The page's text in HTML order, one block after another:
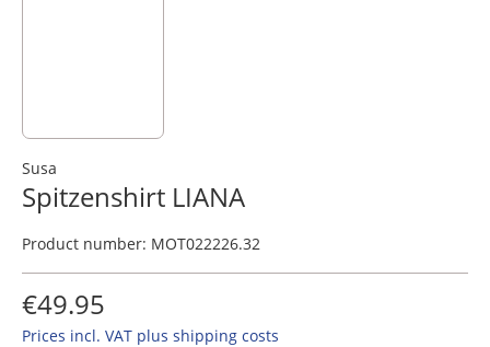
Susa
Spitzenshirt LIANA
Product number: MOT022226.32
€49.95
Prices incl. VAT plus shipping costs